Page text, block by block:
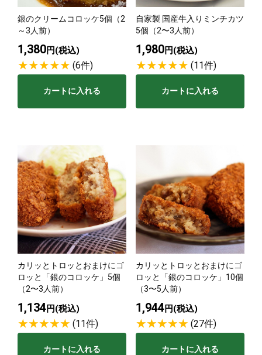
サステナブル・和牛
（熟）
千代幻豚 贈り物・ギフト
銀のクリームコロッケ5個（2
～3人前）
1,380円(税込)
(6件)
カートに入れる
自家製 国産牛入りミンチカツ
5個（2〜3人前）
1,980円(税込)
(11件)
カートに入れる
カリッとトロッとおまけにゴ
ロッと「銀のコロッケ」5個
（2〜3人前）
1,134円(税込)
(11件)
カートに入れる
カリッとトロッとおまけにゴ
ロッと「銀のコロッケ」10個
（3〜5人前）
1,944円(税込)
(27件)
カートに入れる